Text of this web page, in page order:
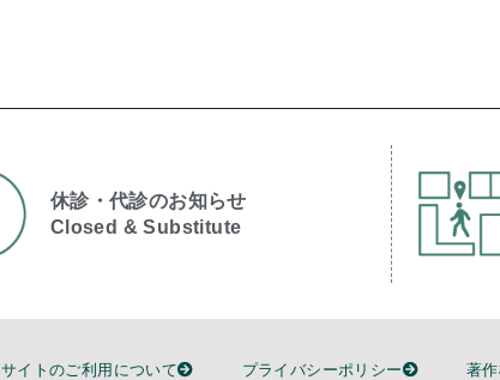
休診・代診のお知らせ
Closed & Substitute​
サイトのご利用について プライバシーポリシー 著